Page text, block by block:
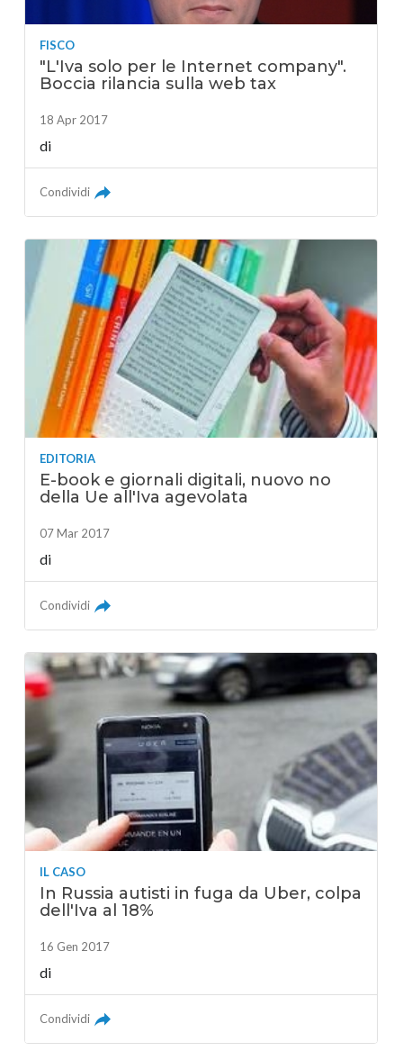
FISCO
"L'Iva solo per le Internet company".
Boccia rilancia sulla web tax
18 Apr 2017
di
Condividi
EDITORIA
E-book e giornali digitali, nuovo no
della Ue all'Iva agevolata
07 Mar 2017
di
Condividi
IL CASO
In Russia autisti in fuga da Uber, colpa
dell'Iva al 18%
16 Gen 2017
di
Condividi